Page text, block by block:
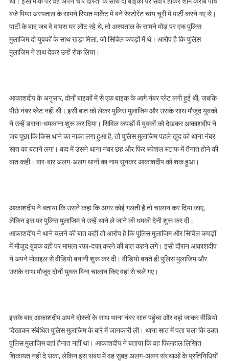
बजे पिम्स अस्पताल के सामने स्थित मार्केट में बने रेस्टोरेंट चाय चूरी में पार्टी करने गए थे।
पार्टी के बाद जब वे वापस घर लौट रहे थे, तो अस्पताल के सामने मोड़ पर एक पुलिस
मुलाजिम दो युवकों के साथ खड़ा मिला, जो सिविल कपड़ों में थे। आरोप है कि पुलिस
मुलाजिम ने हाथ देकर उन्हें रोक लिया।
आकाशदीप के अनुसार, दोनों बाइकों में से एक बाइक के आगे नंबर प्लेट लगी हुई थी, जबकि
पीछे नंबर प्लेट नहीं थी। इसी बात को लेकर पुलिस मुलाजिम और उसके साथ मौजूद युवकों
ने उन्हें डराना-धमकाना शुरू कर दिया। सिविल कपड़ों में युवकों को देखकर आकाशदीप ने
जब पूछा कि किस थाने का नाका लगा हुआ है, तो पुलिस मुलाजिम पहले खुद को थाना नंबर
सात का बताने लगा। बाद में उसने थाना नंबर छह और फिर स्पेशल स्टाफ में तैनात होने की
बात कही। बार-बार अलग-अलग थानों का नाम सुनकर आकाशदीप को शक हुआ।
आकाशदीप ने बताया कि उसने कहा कि अगर कोई गलती है तो चालान कर दिया जाए,
लेकिन इस पर पुलिस मुलाजिम ने उन्हें थाने ले जाने की धमकी देनी शुरू कर दी।
आकाशदीप ने थाने चलने की बात कही तो आरोप है कि पुलिस मुलाजिम और सिविल कपड़ों
में मौजूद युवक वहीं पर मामला रफा-दफा करने की बात कहने लगे। इसी दौरान आकाशदीप
ने अपने मोबाइल से वीडियो बनानी शुरू कर दी। वीडियो बनते ही पुलिस मुलाजिम और
उसके साथ मौजूद दोनों युवक बिना चालान किए वहां से चले गए।
इसके बाद आकाशदीप अपने दोस्तों के साथ थाना नंबर सात पहुंचा और वहां जाकर वीडियो
दिखाकर संबंधित पुलिस मुलाजिम के बारे में जानकारी ली। थाना सात में पता चला कि उक्त
पुलिस मुलाजिम वहां तैनात नहीं था। आकाशदीप ने बताया कि वह फिलहाल लिखित
शिकायत नहीं दे सका, लेकिन इस संबंध में वह सुबह अलग-अलग संस्थाओं के प्रतिनिधियों